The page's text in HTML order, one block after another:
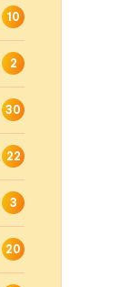
10
2
30
22
3
20